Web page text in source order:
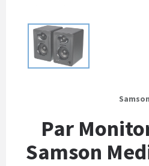
Samson
Par
Samson